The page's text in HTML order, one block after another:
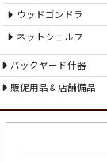
ウッドゴンドラ
ネットシェルフ
バックヤード什器
販促用品＆店舗備品